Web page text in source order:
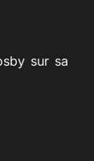
sur sa